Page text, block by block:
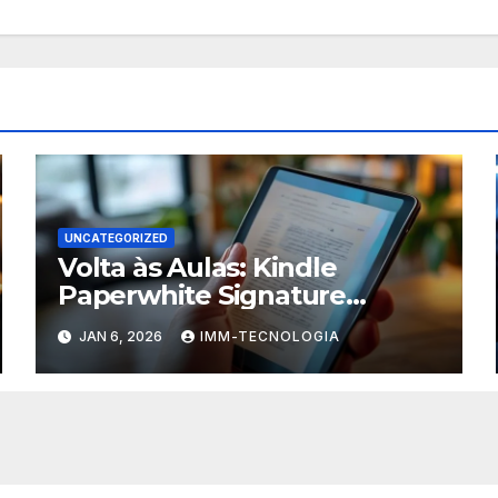
UNCATEGORIZED
Volta às Aulas: Kindle
Paperwhite Signature
Edition com Desconto
Imperdível para Turbinar
Seus Estudos!
JAN 6, 2026 IMM-TECNOLOGIA